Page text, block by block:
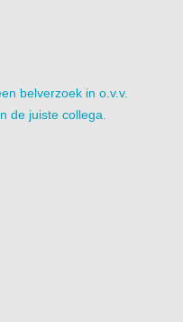
belverzoek in o.v.v.
de juiste collega.